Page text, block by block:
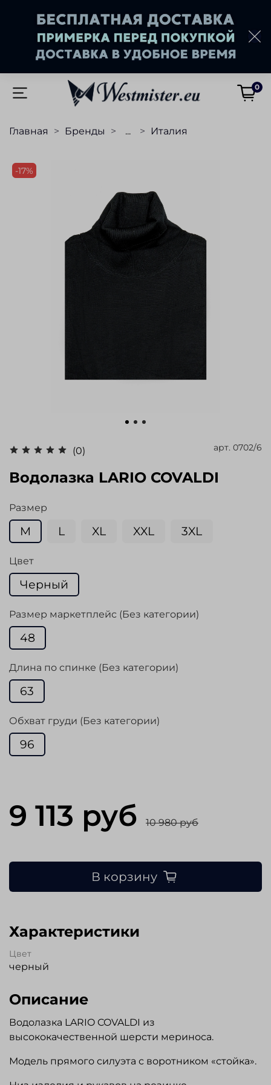
0
Главная Бренды ... Италия
-17%
(0) арт. 0702/6
Водолазка LARIO COVALDI
Размер
M L XL XXL 3XL
Цвет
Черный
Размер маркетплейс (Без категории)
48
Длина по спинке (Без категории)
63
Обхват груди (Без категории)
96
9 113 руб 10 980 руб
В корзину
Характеристики
Цвет
черный
Описание
Водолазка LARIO COVALDI из
высококачественной шерсти мериноса.
Модель прямого силуэта с воротником «стойка».